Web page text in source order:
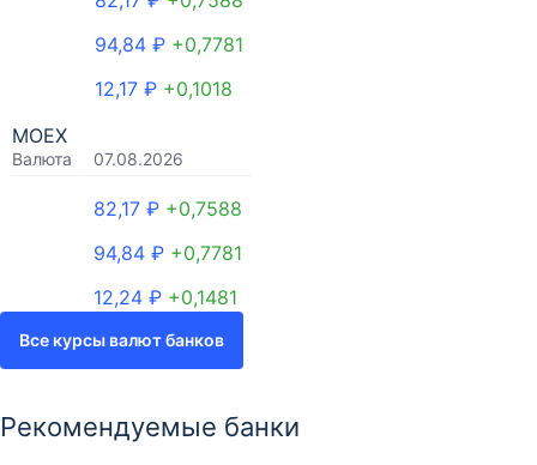
94,84 ₽ +0,7781
12,17 ₽ +0,1018
MOEX
Валюта 07.08.2026
82,17 ₽ +0,7588
94,84 ₽ +0,7781
12,24 ₽ +0,1481
Все курсы валют банков
Рекомендуемые банки